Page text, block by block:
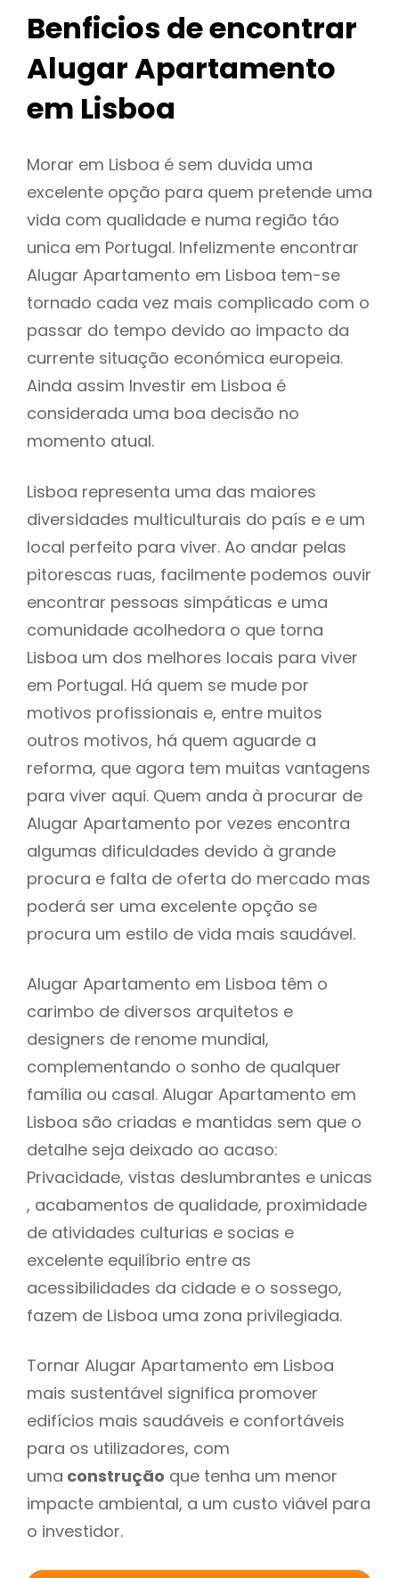
Benficios de encontrar
Alugar Apartamento
em Lisboa
Morar em Lisboa é sem duvida uma
excelente opção para quem pretende uma
vida com qualidade e numa região táo
unica em Portugal. Infelizmente encontrar
Alugar Apartamento em Lisboa tem-se
tornado cada vez mais complicado com o
passar do tempo devido ao impacto da
currente situação económica europeia.
Ainda assim Investir em Lisboa é
considerada uma boa decisão no
momento atual.
Lisboa representa uma das maiores
diversidades multiculturais do país e e um
local perfeito para viver. Ao andar pelas
pitorescas ruas, facilmente podemos ouvir
encontrar pessoas simpáticas e uma
comunidade acolhedora o que torna
Lisboa um dos melhores locais para viver
em Portugal. Há quem se mude por
motivos profissionais e, entre muitos
outros motivos, há quem aguarde a
reforma, que agora tem muitas vantagens
para viver aqui. Quem anda à procurar de
Alugar Apartamento por vezes encontra
algumas dificuldades devido à grande
procura e falta de oferta do mercado mas
poderá ser uma excelente opção se
procura um estilo de vida mais saudável.
Alugar Apartamento em Lisboa têm o
carimbo de diversos arquitetos e
designers de renome mundial,
complementando o sonho de qualquer
família ou casal. Alugar Apartamento em
Lisboa são criadas e mantidas sem que o
detalhe seja deixado ao acaso:
Privacidade, vistas deslumbrantes e unicas
, acabamentos de qualidade, proximidade
de atividades culturias e socias e
excelente equilíbrio entre as
acessibilidades da cidade e o sossego,
fazem de Lisboa uma zona privilegiada.
Tornar Alugar Apartamento em Lisboa
mais sustentável significa promover
edifícios mais saudáveis e confortáveis
para os utilizadores, com
uma construção que tenha um menor
impacte ambiental, a um custo viável para
o investidor.